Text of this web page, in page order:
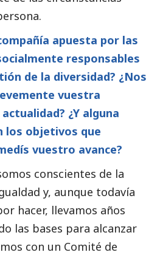
apuesta por las
responsables
de la diversidad? ¿Nos
vuestra
¿Y alguna
los objetivos que
vuestro avance?
conscientes de la
y, aunque todavía
hacer, llevamos años
las bases para alcanzar
con un Comité de